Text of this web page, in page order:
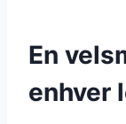
En
enhver